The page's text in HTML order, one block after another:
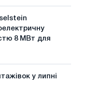
8 МВт для
у липні